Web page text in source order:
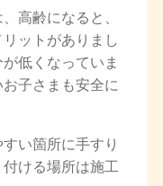
高齢になると、
ットがありまし
低くなっていま
子さまも安全に
い箇所に手すり
ける場所は施工